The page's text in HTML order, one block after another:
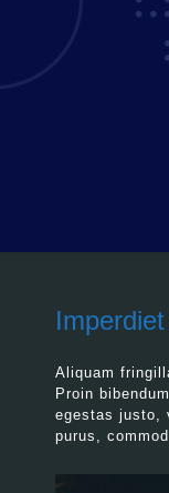
Aliquam
Proin
egestas justo,
purus,